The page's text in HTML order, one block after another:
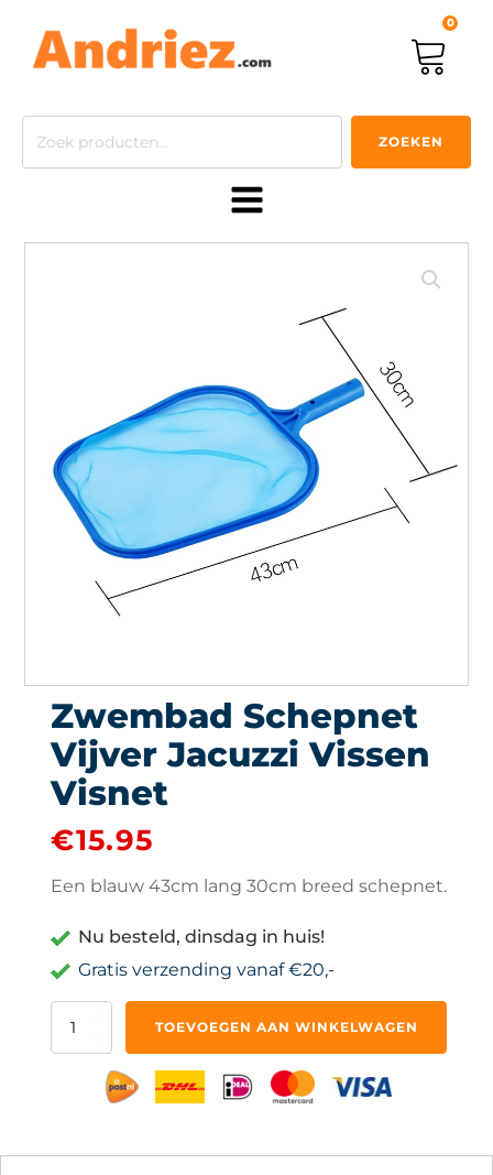
0
Zoeken
ZOEKEN
Zwembad Schepnet
Vijver Jacuzzi Vissen
Visnet
€15.95
Een blauw 43cm lang 30cm breed schepnet.
Nu besteld, dinsdag in huis!
Gratis verzending vanaf €20,-
Zwembad
TOEVOEGEN AAN WINKELWAGEN